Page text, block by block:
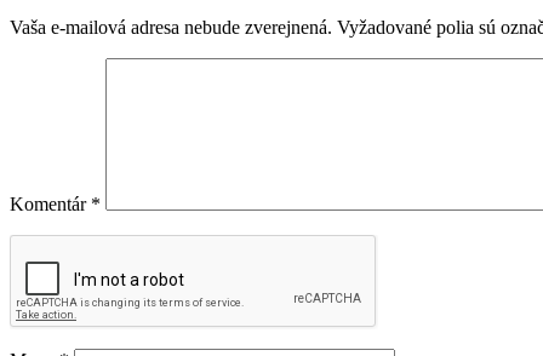
Vaša e-mailová adresa nebude zverejnená. Vyžadované polia sú
Komentár *